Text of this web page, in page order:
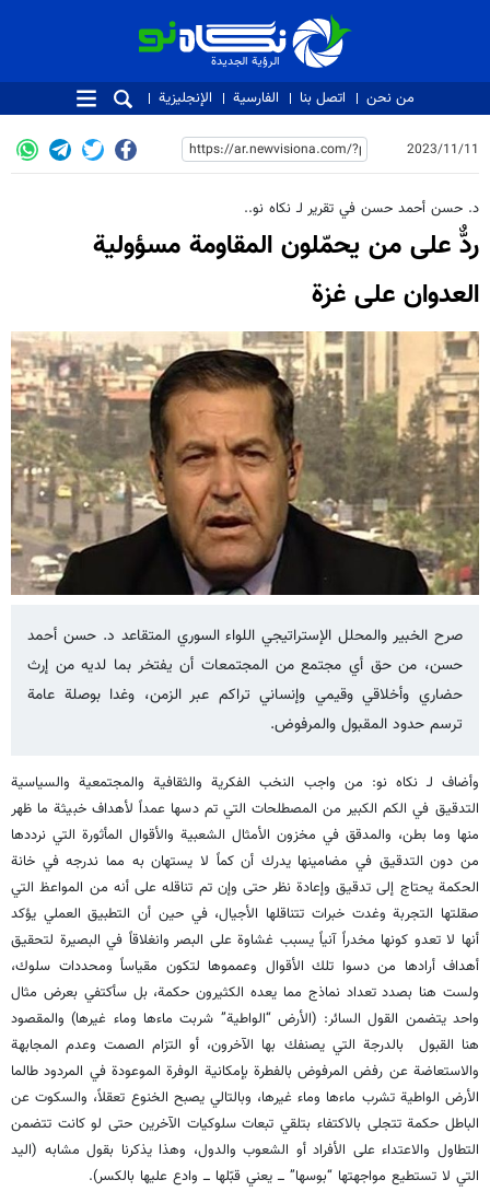
الرؤية الجديدة
الرؤية الجديدة
من نحن اتصل بنا الفارسية الإنجليزية
2023/11/11
د. حسن أحمد حسن في تقرير لـ نكاه نو..
ردٌّ على من يحمّلون المقاومة مسؤولية
العدوان على غزة
صرح الخبير والمحلل الإستراتيجي اللواء السوري المتقاعد د. حسن أحمد
حسن، من حق أي مجتمع من المجتمعات أن يفتخر بما لديه من إرث
حضاري وأخلاقي وقيمي وإنساني تراكم عبر الزمن، وغدا بوصلة عامة
ترسم حدود المقبول والمرفوض.
وأضاف لـ نكاه نو: من واجب النخب الفكرية والثقافية والمجتمعية والسياسية
التدقيق في الكم الكبير من المصطلحات التي تم دسها عمداً لأهداف خبيثة ما ظهر
منها وما بطن، والمدقق في مخزون الأمثال الشعبية والأقوال المأثورة التي نرددها
من دون التدقيق في مضامينها يدرك أن كماً لا يستهان به مما ندرجه في خانة
الحكمة يحتاج إلى تدقيق وإعادة نظر حتى وإن تم تناقله على أنه من المواعظ التي
صقلتها التجربة وغدت خبرات تتناقلها الأجيال، في حين أن التطبيق العملي يؤكد
أنها لا تعدو كونها مخدراً آنياً يسبب غشاوة على البصر وانغلاقاً في البصيرة لتحقيق
أهداف أرادها من دسوا تلك الأقوال وعمموها لتكون مقياساً ومحددات سلوك،
ولست هنا بصدد تعداد نماذج مما يعده الكثيرون حكمة، بل سأكتفي بعرض مثال
واحد يتضمن القول السائر: (الأرض “الواطية” شربت ماءها وماء غيرها) والمقصود
هنا القبول بالدرجة التي يصنفك بها الآخرون، أو التزام الصمت وعدم المجابهة
والاستعاضة عن رفض المرفوض بالفطرة بإمكانية الوفرة الموعودة في المردود طالما
الأرض الواطية تشرب ماءها وماء غيرها، وبالتالي يصبح الخنوع تعقلاً، والسكوت عن
الباطل حكمة تتجلى بالاكتفاء بتلقي تبعات سلوكيات الآخرين حتى لو كانت تتضمن
التطاول والاعتداء على الأفراد أو الشعوب والدول، وهذا يذكرنا بقول مشابه (اليد
التي لا تستطيع مواجهتها “بوسها” ـــ يعني قبّلها ـــ وادع عليها بالكسر).